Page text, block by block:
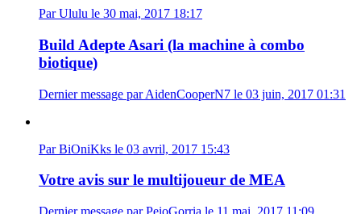
Par Ululu le 30 mai, 2017 18:17
Build Adepte Asari (la machine à combo
biotique)
Dernier message par AidenCooperN7 le 03 juin, 2017 01:31
Par BiOniKks le 03 avril, 2017 15:43
Votre avis sur le multijoueur de MEA
Dernier message par PeioGorria le 11 mai, 2017 11:09